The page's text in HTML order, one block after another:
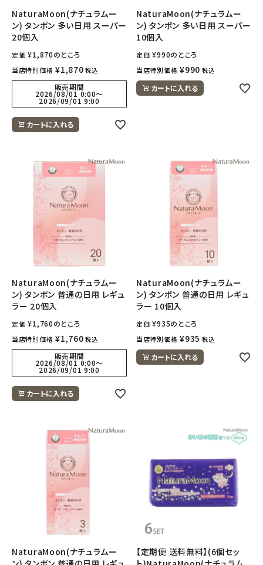
NaturaMoon(ナチュラムー
ン) タンポン 多い日用 スーパー
20個入
定価 ¥1,870のところ
当店特別価格 ¥1,870 税込
販売期間
2026/08/01 0:00〜
2026/09/01 9:00
カートに入れる
NaturaMoon(ナチュラムー
ン) タンポン 多い日用 スーパー
10個入
定価 ¥990のところ
当店特別価格 ¥990 税込
カートに入れる
NaturaMoon(ナチュラムー
ン) タンポン 普通の日用 レギュ
ラー 20個入
定価 ¥1,760のところ
当店特別価格 ¥1,760 税込
販売期間
2026/08/01 0:00〜
2026/09/01 9:00
カートに入れる
NaturaMoon(ナチュラムー
ン) タンポン 普通の日用 レギュ
ラー 10個入
定価 ¥935のところ
当店特別価格 ¥935 税込
カートに入れる
NaturaMoon(ナチュラムー
【定期便 送料無料】(6個セッ